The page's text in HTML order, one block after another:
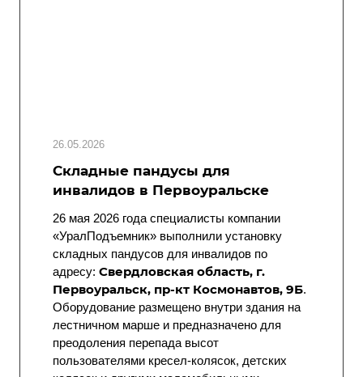
26.05.2026
Складные пандусы для
инвалидов в Первоуральске
26 мая 2026 года специалисты компании
«УралПодъемник» выполнили установку
складных пандусов для инвалидов по
адресу: Свердловская область, г.
Первоуральск, пр-кт Космонавтов, 9Б.
Оборудование размещено внутри здания на
лестничном марше и предназначено для
преодоления перепада высот
пользователями кресел-колясок, детских